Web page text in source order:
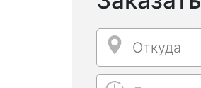
Откуда Откуда
Дата и время